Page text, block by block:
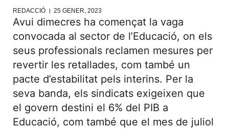
REDACCIÓ 25 GENER, 2023
Avui dimecres ha començat la vaga
convocada al sector de l’Educació, on els
seus professionals reclamen mesures per
revertir les retallades, com també un
pacte d’estabilitat pels interins. Per la
seva banda, els sindicats exigeixen que
el govern destini el 6% del PIB a
Educació, com també que el mes de juliol